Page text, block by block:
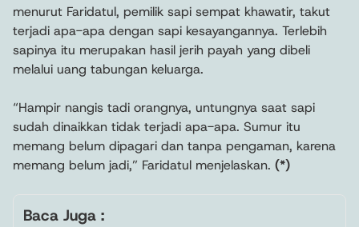
menurut Faridatul, pemilik sapi sempat khawatir, takut
terjadi apa-apa dengan sapi kesayangannya. Terlebih
sapinya itu merupakan hasil jerih payah yang dibeli
melalui uang tabungan keluarga.
“Hampir nangis tadi orangnya, untungnya saat sapi
sudah dinaikkan tidak terjadi apa-apa. Sumur itu
memang belum dipagari dan tanpa pengaman, karena
memang belum jadi,” Faridatul menjelaskan. (*)
Baca Juga :